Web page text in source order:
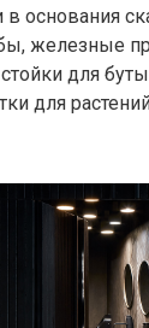
в основания
железные
стойки для
для